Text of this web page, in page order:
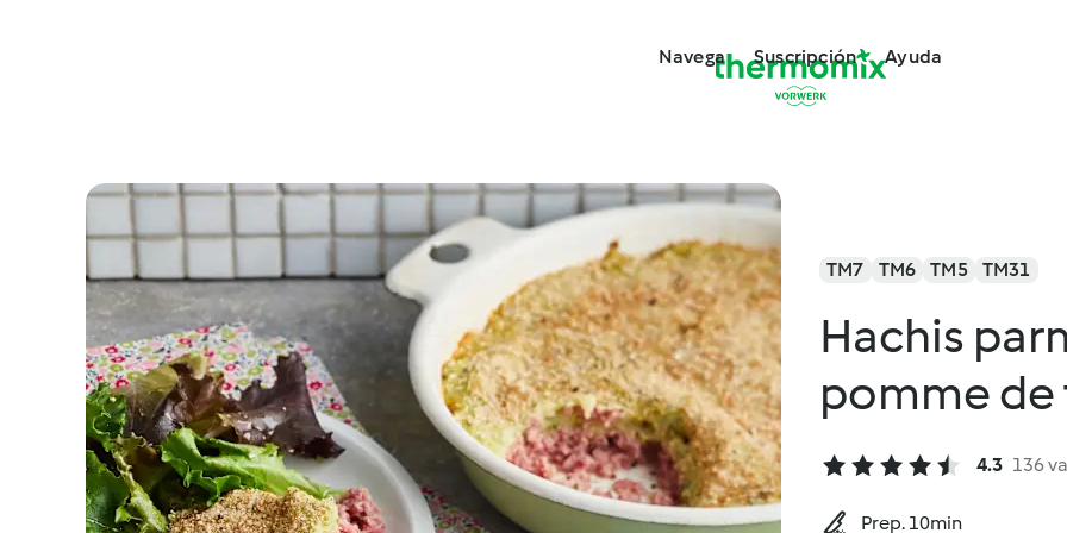
Navega Suscripción Ayuda
TM7 TM6 TM5 TM31
Hachis
pomme
4.3 136
Prep. 10min